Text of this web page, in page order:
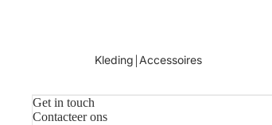
Kaarsen
Kleding￨Accessoires
Get in touch
Contacteer ons